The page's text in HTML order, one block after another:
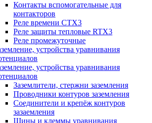
Контакты вспомогательные для
контакторов
Реле времени CTX3
Реле защиты тепловые RTX3
Реле промежуточные
устройства уравнивания
устройства уравнивания
Заземлители, стержни заземления
Проводники контуров заземления
Соединители и крепёж контуров
зазаемления
Шины и клеммы уравнивания